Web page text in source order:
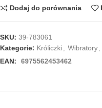
Dodaj do porównania
SKU: 39-783061
Kategorie: Króliczki Wibratory
EAN:
6975562453462